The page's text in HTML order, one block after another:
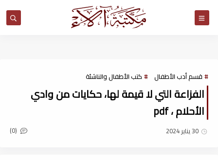
قسم أدب الأطفال كتب الأطفال والناشئة
الفزاعة التي لا قيمة لها، حكايات من وادي
الأحلام ، pdf
30 يناير 2024 (0)